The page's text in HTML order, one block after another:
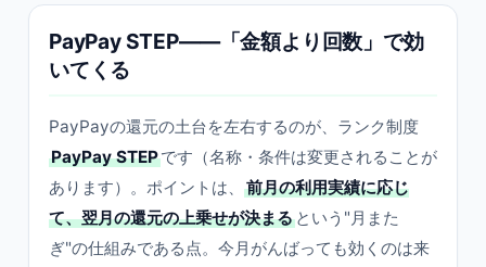
PayPay STEP——「金額より回数」で効
いてくる
PayPayの還元の土台を左右するのが、ランク制度
PayPay STEPです（名称・条件は変更されることが
あります）。ポイントは、
前月の利用実績に応じ
て、翌月の還元の上乗せが決まる という"月また
ぎ"の仕組みである点。今月がんばっても効くのは来